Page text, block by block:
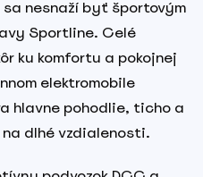
sa nesnaží byť športovým
Sportline. Celé
ku komfortu a pokojnej
elektromobile
hlavne pohodlie, ticho a
dlhé vzdialenosti.